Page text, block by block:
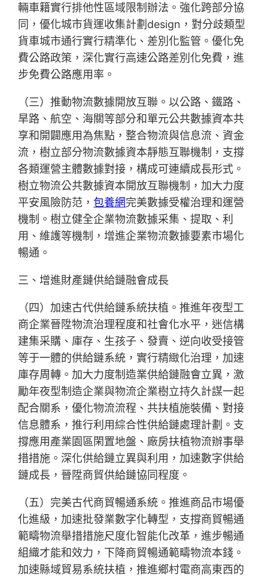
輛車籍實行排他性區域限制辦法。強化跨部分協
同，優化城市貨運收集計劃design，對分歧類型
貨車城市通行實行精準化、差別化監管。優化免
費公路政策，深化實行高速公路差別化免費，進
步免費公路應用率。
（三）推動物流數據開放互聯。以公路、鐵路、
旱路、航空、海關等部分和單元公共數據資本共
享和開闢應用為焦點，整合物流與信息流、資金
流，樹立部分物流數據資本靜態互聯機制，支撐
各類運營主體數據對接，構成可連續成長形式。
樹立物流公共數據資本開放互聯機制，加大力度
平安風險防范，包養網完美數據受權治理和運營
機制。樹立健全企業物流數據采集、提取、利
用、維護等機制，增進企業物流數據要素市場化
暢通。
三、增進財產鏈供給鏈融會成長
（四）加速古代供給鏈系統扶植。推進年夜型工
商企業晉陞物流治理程度和社會化水平，迷信構
建集采購、庫存、生孩子、發賣、逆向收受接管
等于一體的供給鏈系統，實行精緻化治理，加速
庫存周轉。加大力度制造業供給鏈融會立異，激
勵年夜型制造企業與物流企業樹立持久計謀一起
配合關系，優化物流流程、共扶植施裝備、對接
信息體系，推行利用綜合性供給鏈處理計劃。支
撐應用產業園區閑置地盤、廠房扶植物流辦事舉
措措施。深化供給鏈立異與利用，加速數字供給
鏈成長，晉陞商貿供給鏈協同程度。
（五）完美古代商貿暢通系統。推進商品市場優
化進級，加速批發業數字化轉型，支撐商貿暢通
範疇物流舉措措施尺度化智能化改革，進步暢通
組織才能和效力，下降商貿暢通範疇物流本錢。
加速縣域貿易系統扶植，推進鄉村電商高東西的